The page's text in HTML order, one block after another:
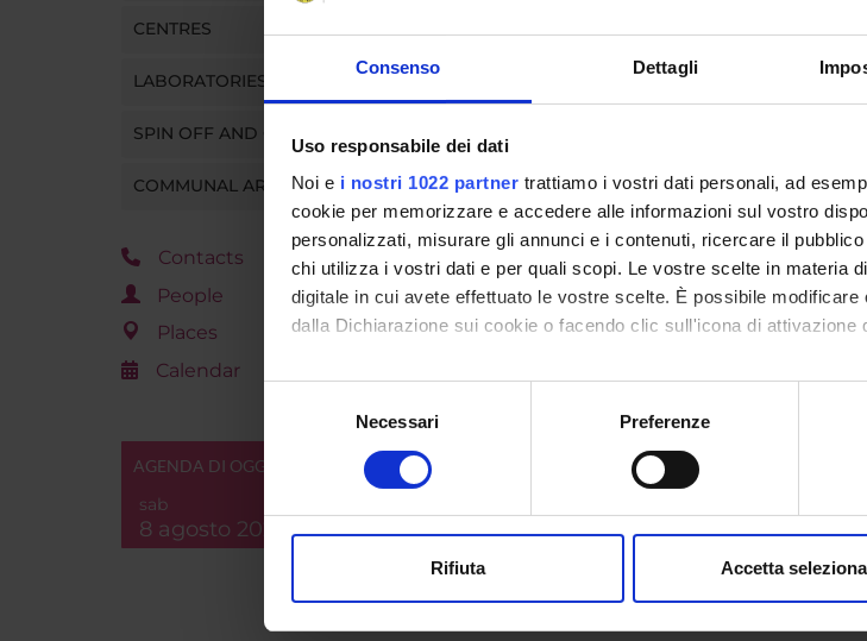
Consenso Dettagli
Uso responsabile dei dati
Noi e i nostri 1022 partner trattiamo i vostri dati personali, ad
cookie per memorizzare e accedere alle informazioni sul vostro
personalizzati, misurare gli annunci e i contenuti, ricercare il
chi utilizza i vostri dati e per quali scopi. Le vostre scelte in materia
digitale in cui avete effettuato le vostre scelte. È possibile
dalla Dichiarazione sui cookie o facendo clic sull'icona di attivazione
Con il tuo consenso, vorremmo anche:
raccogliere informazioni sulla tua posizione geografica, con
digitali).
modificare o ritirare il tuo consenso in qualsiasi momento dalla
Necessari Preferenze
Rifiuta Accetta
CENTRES
LABORATORIES
SPIN OFF AND COMPANIES
COMMUNAL AREA
Contacts
People
Places
Calendar
AGENDA DI OGGI
sab
8 agosto 2026